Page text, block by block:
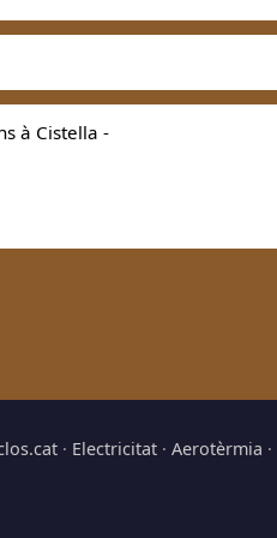
· Electricitat · Aerotèrmia ·